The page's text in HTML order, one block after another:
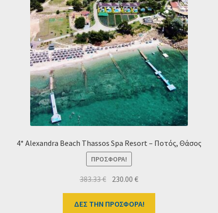
Κατάστημα
Ο λογαριασμός μου
Ταμείο
HOME
4* Alexandra Beach Thassos Spa Resort – Ποτός, Θάσος
ΠΡΟΣΦΟΡΆ!
383.33€ Original
price
was:
230.00€Η
τρέχουσα
τιμή
ΔΕΣ ΤΗΝ ΠΡΟΣΦΟΡΑ!